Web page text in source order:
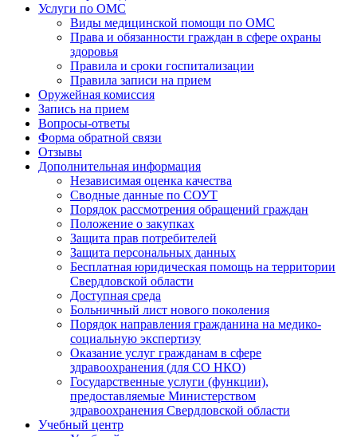
Услуги по ОМС
Виды медицинской помощи по ОМС
Права и обязанности граждан в сфере охраны
здоровья
Правила и сроки госпитализации
Правила записи на прием
Оружейная комиссия
Запись на прием
Вопросы-ответы
Форма обратной связи
Отзывы
Дополнительная информация
Независимая оценка качества
Сводные данные по СОУТ
Порядок рассмотрения обращений граждан
Положение о закупках
Защита прав потребителей
Защита персональных данных
Бесплатная юридическая помощь на территории
Свердловской области
Доступная среда
Больничный лист нового поколения
Порядок направления гражданина на медико-
социальную экспертизу
Оказание услуг гражданам в сфере
здравоохранения (для СО НКО)
Государственные услуги (функции),
предоставляемые Министерством
здравоохранения Свердловской области
Учебный центр